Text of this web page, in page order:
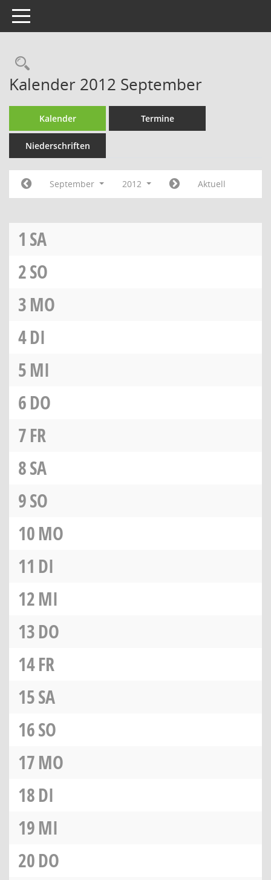
Toggle navigation
Rechercheauswahl
Kalender 2012 September
Kalender Termine
Niederschriften
September 2012 Aktuell
1 SA
2SO
3MO
4DI
5MI
6DO
7FR
8SA
9SO
10MO
11 DI
12MI
13DO
14FR
15SA
16SO
17MO
18DI
19MI
20DO